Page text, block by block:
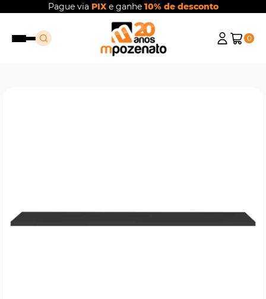
Pague via PIXe ganhe 10% de desconto
0